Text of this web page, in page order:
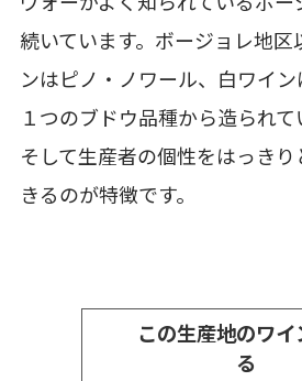
続いています。ボージョレ地
ンはピノ・ノワール、白ワイ
１つのブドウ品種から造られて
そして生産者の個性をはっき
きるのが特徴です。
この生産地のワ
る